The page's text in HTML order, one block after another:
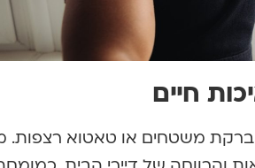
חיים
משטחים או טאטוא רצפות.